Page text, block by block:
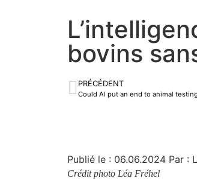
bovins
PRÉCÉDENT
Could AI put an end to animal
Publié le : 06.06.2024 Par :
Crédit photo Léa Fréhel